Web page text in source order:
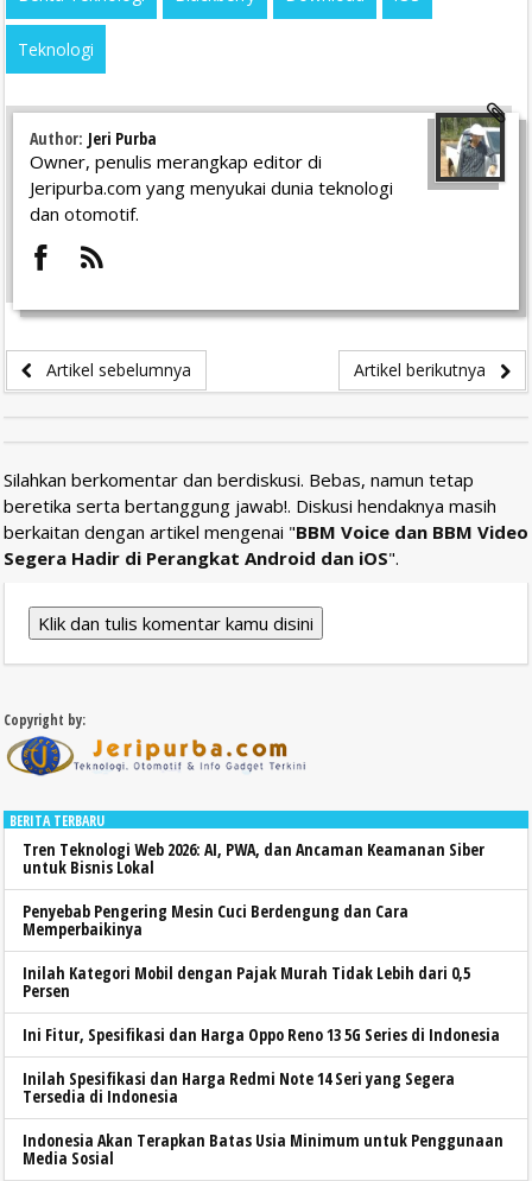
Teknologi
Author: Jeri Purba
Owner, penulis merangkap editor di
Jeripurba.com yang menyukai dunia teknologi
dan otomotif.
Artikel sebelumnya Artikel berikutnya
Silahkan berkomentar dan berdiskusi. Bebas, namun tetap
beretika serta bertanggung jawab!. Diskusi hendaknya masih
berkaitan dengan artikel mengenai "BBM Voice dan BBM Video
Segera Hadir di Perangkat Android dan iOS".
Klik dan tulis komentar kamu disini
Copyright by:
BERITA TERBARU
Tren Teknologi Web 2026: AI, PWA, dan Ancaman Keamanan Siber
untuk Bisnis Lokal
Penyebab Pengering Mesin Cuci Berdengung dan Cara
Memperbaikinya
Inilah Kategori Mobil dengan Pajak Murah Tidak Lebih dari 0,5
Persen
Ini Fitur, Spesifikasi dan Harga Oppo Reno 13 5G Series di Indonesia
Inilah Spesifikasi dan Harga Redmi Note 14 Seri yang Segera
Tersedia di Indonesia
Indonesia Akan Terapkan Batas Usia Minimum untuk Penggunaan
Media Sosial